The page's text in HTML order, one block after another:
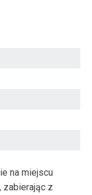
na miejscu
zabierając z